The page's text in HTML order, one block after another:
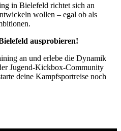
in Bielefeld richtet sich an
wollen – egal ob als
ausprobieren!
an und erlebe die Dynamik
Jugend-Kickbox-Community
deine Kampfsportreise noch